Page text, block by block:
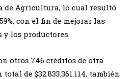
de Agricultura, lo cual resultó
con el fin de mejorar las
los productores.
otros 746 créditos de otra
de $32.833.361.114, también